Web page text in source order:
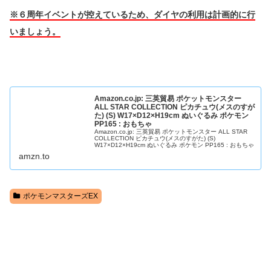
※６周年イベントが控えているため、ダイヤの利用は計画的に行
いましょう。
Amazon.co.jp: 三英貿易 ポケットモンスター
ALL STAR COLLECTION ピカチュウ(メスのすが
た) (S) W17×D12×H19cm ぬいぐるみ ポケモン
PP165 : おもちゃ
Amazon.co.jp: 三英貿易 ポケットモンスター ALL STAR
COLLECTION ピカチュウ(メスのすがた) (S)
W17×D12×H19cm ぬいぐるみ ポケモン PP165 : おもちゃ
amzn.to
ポケモンマスターズEX